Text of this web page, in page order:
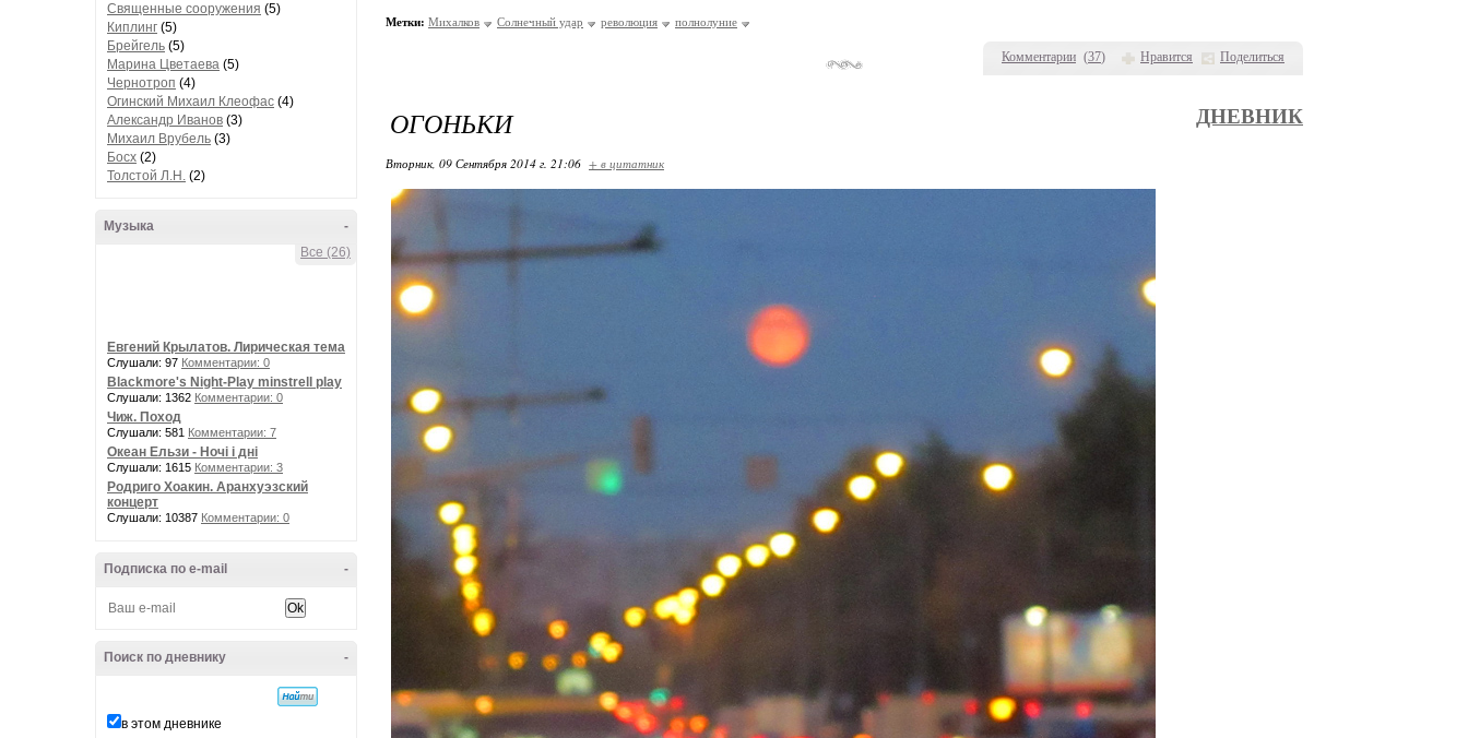
Священные сооружения (5)
Киплинг (5)
Брейгель (5)
Марина Цветаева (5)
Чернотроп (4)
Огинский Михаил Клеофас (4)
Александр Иванов (3)
Михаил Врубель (3)
Босх (2)
Толстой Л.Н. (2)
-
Музыка
Все (26)
Евгений Крылатов. Лирическая тема
Слушали: 97 Комментарии: 0
Blackmore's Night-Play minstrell play
Слушали: 1362 Комментарии: 0
Чиж. Поход
Слушали: 581 Комментарии: 7
Океан Ельзи - Ночі і дні
Слушали: 1615 Комментарии: 3
Родриго Хоакин. Аранхуэзский
концерт
Слушали: 10387 Комментарии: 0
-
Подписка по e-mail
-
Поиск по дневнику
в этом дневнике
Комментарии (37) Нравится Поделиться
Метки: Михалков Солнечный удар революция полнолуние
ОГОНЬКИ ДНЕВНИК
Вторник, 09 Сентября 2014 г. 21:06 + в цитатник